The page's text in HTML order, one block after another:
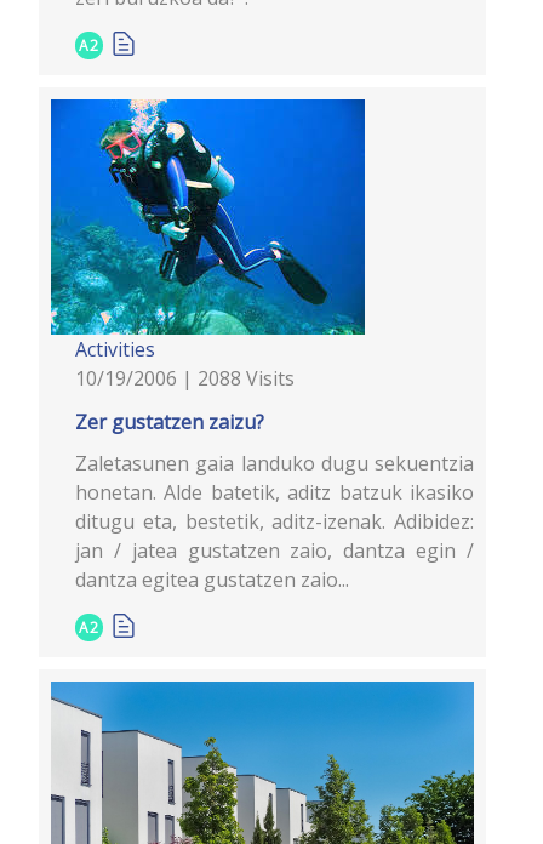
A2
Activities
10/19/2006 | 2088 Visits
Zer gustatzen zaizu?
Zaletasunen gaia landuko dugu sekuentzia
honetan. Alde batetik, aditz batzuk ikasiko
ditugu eta, bestetik, aditz-izenak. Adibidez:
jan / jatea gustatzen zaio, dantza egin /
dantza egitea gustatzen zaio...
A2